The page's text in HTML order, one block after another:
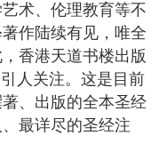
术、伦理教育等不
作陆续有见，唯全
香港天道书楼出版
人关注。这是目前
、出版的全本圣经
最详尽的圣经注